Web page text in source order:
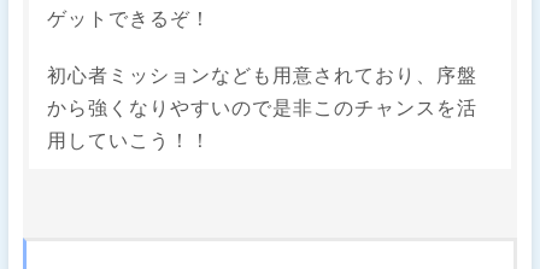
ゲットできるぞ！
初心者ミッションなども用意されており、序盤
から強くなりやすいので是非このチャンスを活
用していこう！！